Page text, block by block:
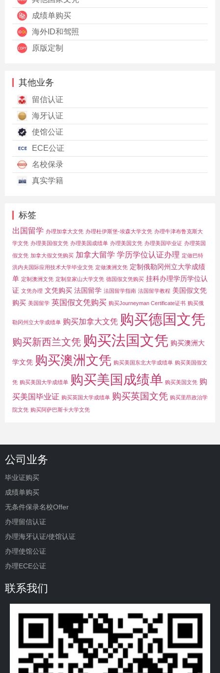
成绩单购买
海外ID和驾照
原版定制
其他业务
留信认证
海牙认证
使馆公证
ECE公证
名校保录
真实学籍
标签
出国留学 办理加拿大文凭 办理杜伊斯堡-埃森大学文凭 办理牛津布鲁克斯大
学文凭 办理美国假文凭 办理美国成绩单 办理美国文凭 办理美国毕业证 办理英国
假文凭 加拿大假文凭购买 加拿大留学 学历学位认证办理 定做巴特
洪内夫国际应用技术大学毕业文凭 定做澳洲文凭 定制俄勒冈州立大学成绩
单 定制澳洲文凭 定制皇家山大学文凭 德国假文凭购买 挂科办理学历学位认
证 文凭办理 文凭购买 法国留学 法国留学指南 法国留学教程 美国假文凭
购买 美国留学 英国假文凭购买 购买Journeyman Certificate证书 购买俄
勒冈州立大学成绩单 购买加拿大文凭 购买德国文凭
购买新西兰文凭 购买法国文凭 购买澳洲大
学文凭 购买澳洲文凭 购买美国东北大学成绩单 购买美国假文
凭 购买美国大学成绩单 购买美国成绩单 购买美国文凭 购
买美国毕业证 购买英国大学成绩单 购买英国文凭 购买里昂政治学
院文凭 购买阿萨巴斯卡大学文凭
公司业务
毕业证购买
成绩单购买
无条件保录名校Offer
办理留信认证
办理海牙认证/使馆认证
办理使馆公证
办理ECE公证
联系我们